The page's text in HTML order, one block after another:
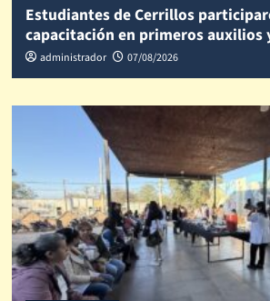
Estudiantes de Cerrillos
capacitación en primeros auxilios
administrador 07/08/2026